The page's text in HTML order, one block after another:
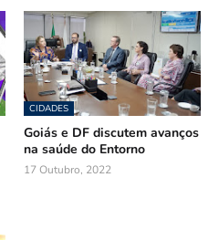
CIDADES
Goiás e DF discutem avanços
na saúde do Entorno
17 Outubro, 2022